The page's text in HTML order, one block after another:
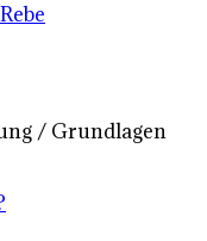
/ Grundlagen